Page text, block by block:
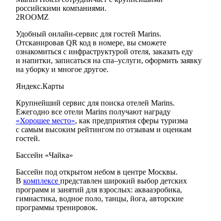
российскими компаниями.
2ROOMZ
Удобный онлайн-сервис для гостей Marins.
Отсканировав QR код в номере, вы сможете
ознакомиться с инфраструктурой отеля, заказать еду
и напитки, записаться на спа–услуги, оформить заявку
на уборку и многое другое.
Яндекс.Карты
Крупнейший сервис для поиска отелей Marins.
Ежегодно все отели Marins получают награду
«Хорошее место», как предприятия сферы туризма
с самым высоким рейтингом по отзывам и оценкам
гостей.
Бассейн «Чайка»
Бассейн под открытом небом в центре Москвы.
В комплексе представлен широкий выбор детских
программ и занятий для взрослых: аквааэробика,
гимнастика, водное поло, танцы, йога, авторские
программы тренировок.